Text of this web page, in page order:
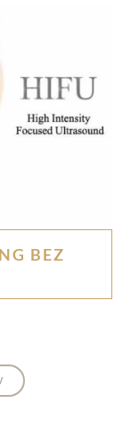
BEZ